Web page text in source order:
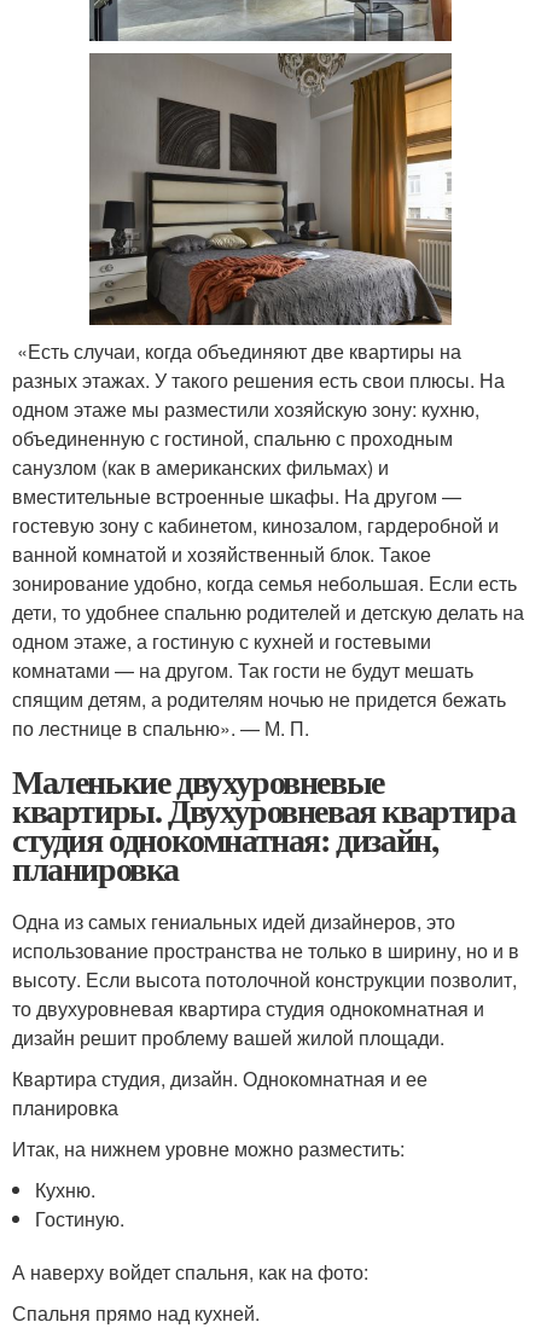
«Есть случаи, когда объединяют две квартиры на
разных этажах. У такого решения есть свои плюсы. На
одном этаже мы разместили хозяйскую зону: кухню,
объединенную с гостиной, спальню с проходным
санузлом (как в американских фильмах) и
вместительные встроенные шкафы. На другом —
гостевую зону с кабинетом, кинозалом, гардеробной и
ванной комнатой и хозяйственный блок. Такое
зонирование удобно, когда семья небольшая. Если есть
дети, то удобнее спальню родителей и детскую делать на
одном этаже, а гостиную с кухней и гостевыми
комнатами — на другом. Так гости не будут мешать
спящим детям, а родителям ночью не придется бежать
по лестнице в спальню». — М. П.
Маленькие двухуровневые
квартиры. Двухуровневая квартира
студия однокомнатная: дизайн,
планировка
Одна из самых гениальных идей дизайнеров, это
использование пространства не только в ширину, но и в
высоту. Если высота потолочной конструкции позволит,
то двухуровневая квартира студия однокомнатная и
дизайн решит проблему вашей жилой площади.
Квартира студия, дизайн. Однокомнатная и ее
планировка
Итак, на нижнем уровне можно разместить:
Кухню.
Гостиную.
А наверху войдет спальня, как на фото:
Спальня прямо над кухней.